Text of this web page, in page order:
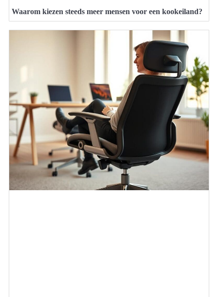
Waarom kiezen steeds meer mensen voor een kookeiland?